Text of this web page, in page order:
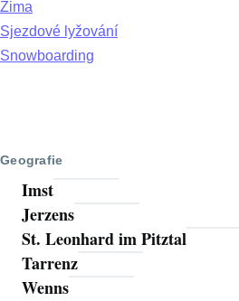
Zima
Sjezdové lyžování
Snowboarding
Geografie
Imst
Jerzens
St. Leonhard im Pitztal
Tarrenz
Wenns